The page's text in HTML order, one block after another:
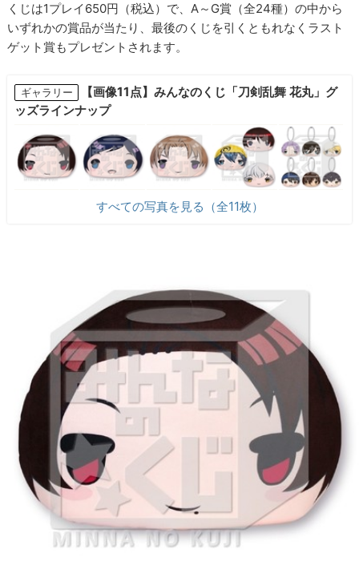
くじは1プレイ650円（税込）で、A～G賞（全24種）の中から
いずれかの賞品が当たり、最後のくじを引くともれなくラスト
ゲット賞もプレゼントされます。
ギャラリー
【画像11点】みんなのくじ「刀剣乱舞 花丸」グ
ッズラインナップ
すべての写真を見る（全11枚）